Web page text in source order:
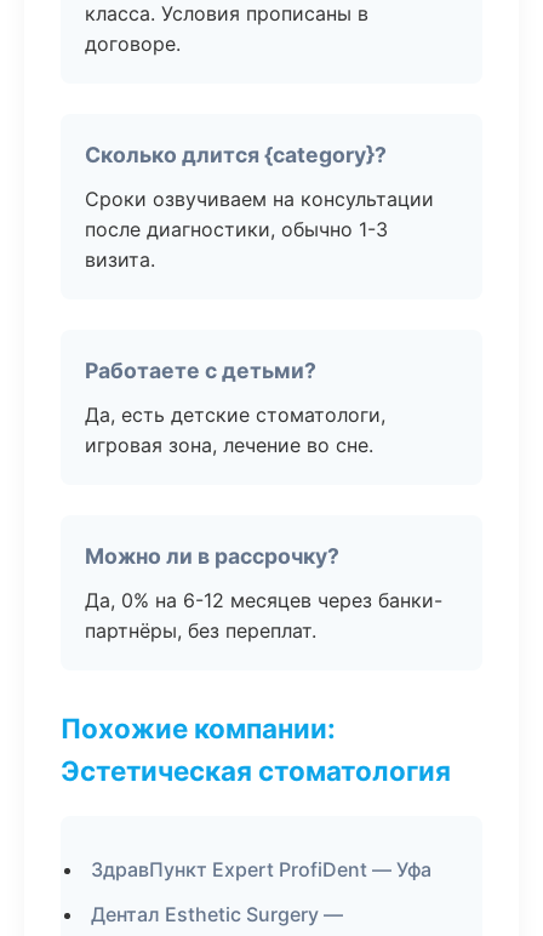
класса. Условия прописаны в
договоре.
Сколько длится {category}?
Сроки озвучиваем на консультации
после диагностики, обычно 1-3
визита.
Работаете с детьми?
Да, есть детские стоматологи,
игровая зона, лечение во сне.
Можно ли в рассрочку?
Да, 0% на 6-12 месяцев через банки-
партнёры, без переплат.
Похожие компании:
Эстетическая стоматология
ЗдравПункт Expert ProfiDent — Уфа
Дентал Esthetic Surgery —